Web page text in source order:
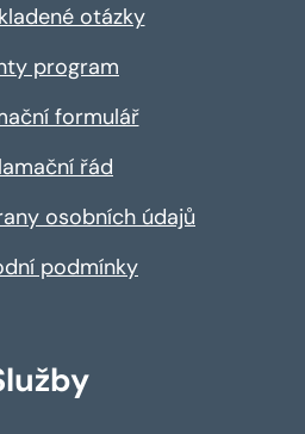
otázky
program
formulář
řád
osobních údajů
podmínky